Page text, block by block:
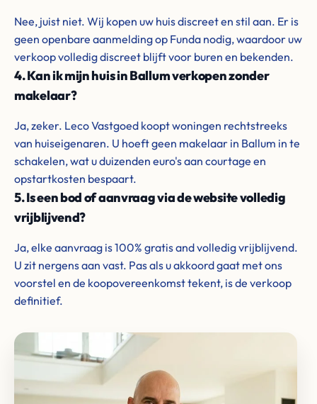
Nee, juist niet. Wij kopen uw huis discreet en stil aan. Er is
geen openbare aanmelding op Funda nodig, waardoor uw
verkoop volledig discreet blijft voor buren en bekenden.
4. Kan ik mijn huis in Ballum verkopen zonder
makelaar?
Ja, zeker. Leco Vastgoed koopt woningen rechtstreeks
van huiseigenaren. U hoeft geen makelaar in Ballum in te
schakelen, wat u duizenden euro's aan courtage en
opstartkosten bespaart.
5. Is een bod of aanvraag via de website volledig
vrijblijvend?
Ja, elke aanvraag is 100% gratis and volledig vrijblijvend.
U zit nergens aan vast. Pas als u akkoord gaat met ons
voorstel en de koopovereenkomst tekent, is de verkoop
definitief.